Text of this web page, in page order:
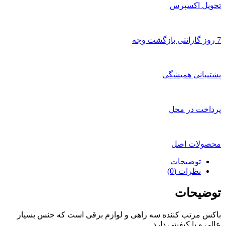
تحویل اکسپرس
7 روز گارانتی بازگشت وجه
پشتیبانی همیشگی
پرداخت در محل
محصولات اصل
توضیحات
نظرات (0)
توضیحات
باکس مرتب کننده سه راهی و لوازم برقی است که جنس بسیار
عالی و با کیفیتی دارد